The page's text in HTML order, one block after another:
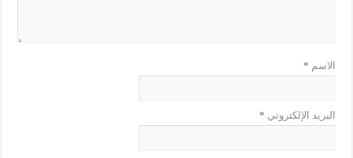
الاسم *
البريد الإلكتروني *